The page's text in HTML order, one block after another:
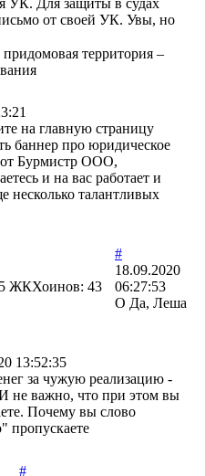
от своей УК. Увы, но
территория –
на главную страницу
баннер про юридическое
Бурмистр ООО,
и на вас работает и
несколько талантливых
ЖКХоинов: 43
#
18.09.2020
06:27:53
О Да, Леша
13:52:35
за чужую реализацию -
не важно, что при этом вы
Почему вы слово
пропускаете
#